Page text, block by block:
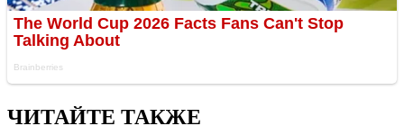
ЧИТАЙТЕ ТАКЖЕ